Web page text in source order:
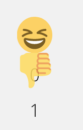
Дикий
смех!
0
Палец
вниз!
1